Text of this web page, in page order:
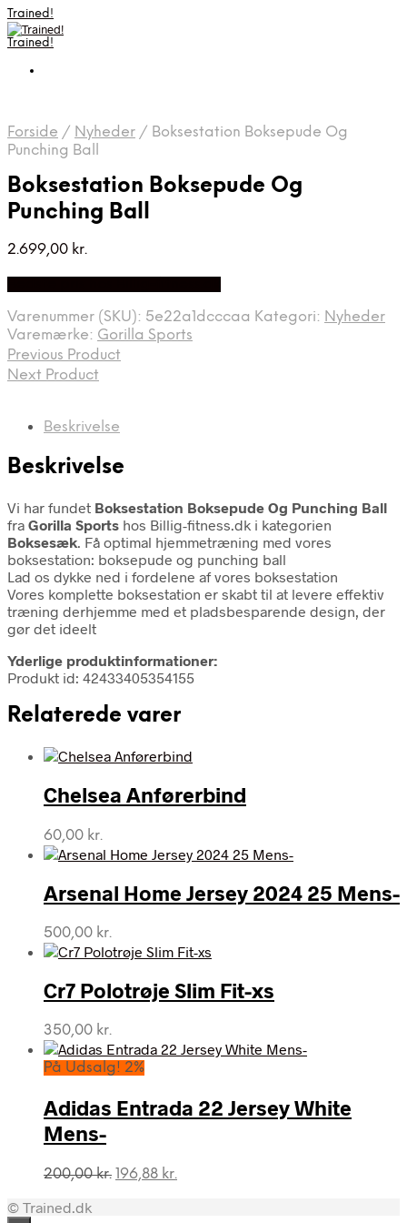
Trained!
Trained!
Forside / Nyheder / Boksestation Boksepude Og
Punching Ball
Boksestation Boksepude Og
Punching Ball
2.699,00 kr.
Varenummer (SKU): 5e22a1dcccaa Kategori: Nyheder
Varemærke: Gorilla Sports
Previous Product
Next Product
Beskrivelse
Beskrivelse
Vi har fundet Boksestation Boksepude Og Punching Ball
fra Gorilla Sports hos Billig-fitness.dk i kategorien
Boksesæk. Få optimal hjemmetræning med vores
boksestation: boksepude og punching ball
Lad os dykke ned i fordelene af vores boksestation
Vores komplette boksestation er skabt til at levere effektiv
træning derhjemme med et pladsbesparende design, der
gør det ideelt
Yderlige produktinformationer:
Produkt id: 42433405354155
Relaterede varer
Chelsea Anførerbind
60,00 kr.
Arsenal Home Jersey 2024 25 Mens-
500,00 kr.
Cr7 Polotrøje Slim Fit-xs
350,00 kr.
På Udsalg! 2%
Adidas Entrada 22 Jersey White
Mens-
200,00kr. Den
196,88 kr.
© Trained.dk